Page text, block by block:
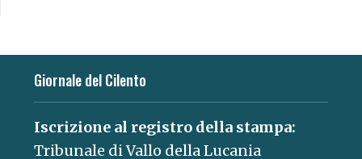
Giornale del Cilento
Iscrizione al registro della stampa:
Tribunale di Vallo della Lucania